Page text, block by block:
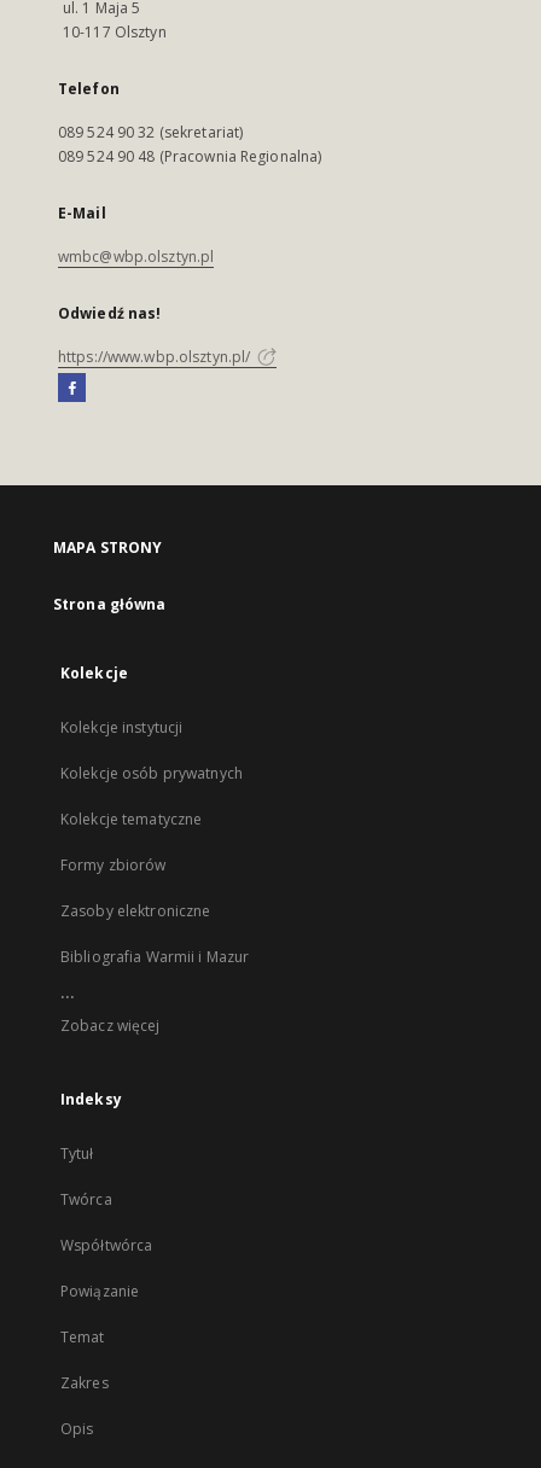
ul. 1 Maja 5
10-117 Olsztyn
Telefon
089 524 90 32 (sekretariat)
089 524 90 48 (Pracownia Regionalna)
E-Mail
wmbc@wbp.olsztyn.pl
Odwiedź nas!
https://www.wbp.olsztyn.pl/
MAPA STRONY
Strona główna
Kolekcje
Kolekcje instytucji
Kolekcje osób prywatnych
Kolekcje tematyczne
Formy zbiorów
Zasoby elektroniczne
Bibliografia Warmii i Mazur
...
Zobacz więcej
Indeksy
Tytuł
Twórca
Współtwórca
Powiązanie
Temat
Zakres
Opis